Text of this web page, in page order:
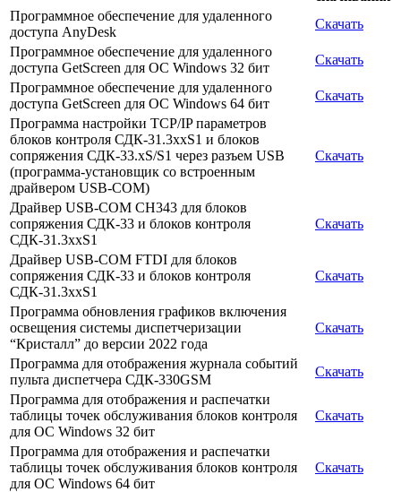
Программное обеспечение для удаленного
доступа AnyDesk
Скачать
Программное обеспечение для удаленного
доступа GetScreen для ОС Windows 32 бит
Скачать
Программное обеспечение для удаленного
доступа GetScreen для ОС Windows 64 бит
Скачать
Программа настройки TCP/IP параметров
блоков контроля СДК-31.3xxS1 и блоков
сопряжения СДК-33.xS/S1 через разъем USB
(программа-установщик со встроенным
драйвером USB-COM)
Скачать
Драйвер USB-COM CH343 для блоков
сопряжения СДК-33 и блоков контроля
СДК-31.3xxS1
Скачать
Драйвер USB-COM FTDI для блоков
сопряжения СДК-33 и блоков контроля
СДК-31.3xxS1
Скачать
Программа обновления графиков включения
освещения системы диспетчеризации
“Кристалл” до версии 2022 года
Скачать
Программа для отображения журнала событий
пульта диспетчера СДК-330GSM
Скачать
Программа для отображения и распечатки
таблицы точек обслуживания блоков контроля
для ОС Windows 32 бит
Скачать
Программа для отображения и распечатки
таблицы точек обслуживания блоков контроля
для ОС Windows 64 бит
Скачать